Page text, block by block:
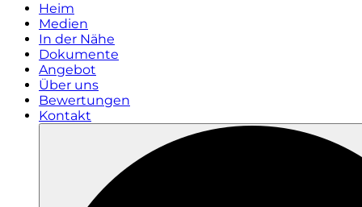
Heim
Medien
In der Nähe
Dokumente
Angebot
Über uns
Bewertungen
Kontakt